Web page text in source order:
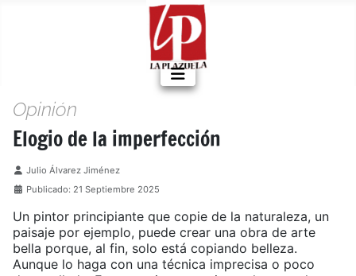
Opinión
Elogio de la imperfección
Detalles
Julio Álvarez Jiménez
Publicado: 21 Septiembre 2025
Un pintor principiante que copie de la naturaleza, un
paisaje por ejemplo, puede crear una obra de arte
bella porque, al fin, solo está copiando belleza.
Aunque lo haga con una técnica imprecisa o poco